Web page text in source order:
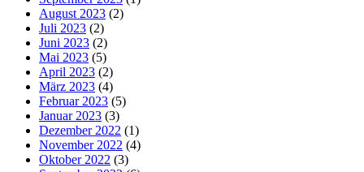
August 2023 (2)
Juli 2023 (2)
Juni 2023 (2)
Mai 2023 (5)
April 2023 (2)
März 2023 (4)
Februar 2023 (5)
Januar 2023 (3)
Dezember 2022 (1)
November 2022 (4)
Oktober 2022 (3)